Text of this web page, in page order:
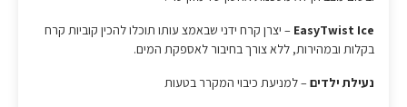
EasyTwist Ice – יצרן קרח ידני שבאמצ עותו תוכלו להכין קוביות קרח
בקלות ובמהירות, ללא צורך בחיבור לאספקת המים.
נעילת ילדים– למניעת כיבוי המקרר בטעות